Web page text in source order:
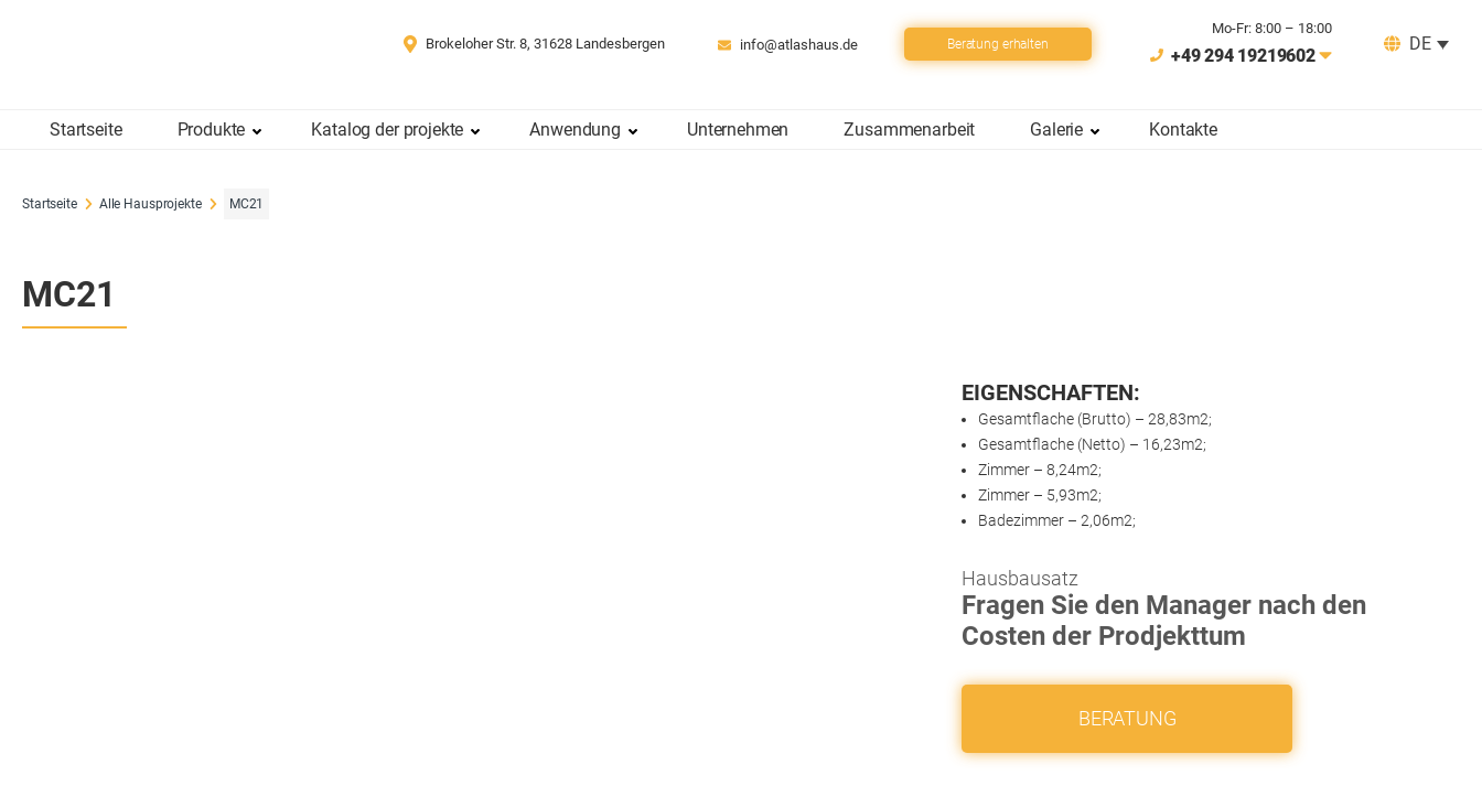
Brokeloher Str. 8, 31628 Landesbergen info@atlashaus.de Beratung erhalten
Mo-Fr: 8:00 – 18:00
+49 294 19219602
DE
Startseite Produkte Katalog der projekte Anwendung Unternehmen Zusammenarbeit Galerie Kontakte
Startseite Alle Hausprojekte MC21
MC21
EIGENSCHAFTEN:
Gesamtflache (Brutto) – 28,83m2;
Gesamtflache (Netto) – 16,23m2;
Zimmer – 8,24m2;
Zimmer – 5,93m2;
Badezimmer – 2,06m2;
Hausbausatz
Fragen Sie den Manager nach den
Costen der Prodjekttum
BERATUNG